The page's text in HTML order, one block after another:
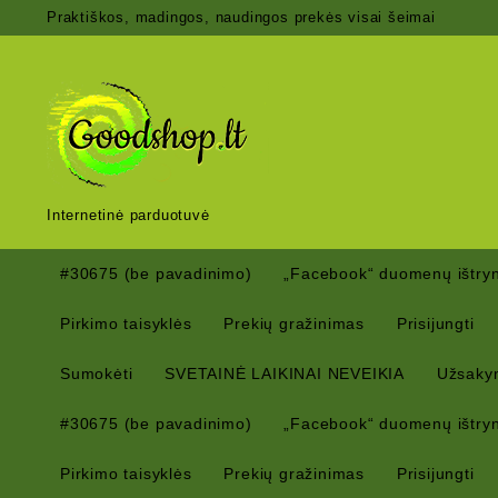
to
Praktiškos, madingos, naudingos prekės visai šeimai
Internetinė parduotuvė
#30675 (be pavadinimo) „Facebook“ duomenų
Pirkimo taisyklės Prekių gražinimas Prisijungti
Sumokėti SVETAINĖ LAIKINAI NEVEIKIA
#30675 (be pavadinimo) „Facebook“ duomenų
Pirkimo taisyklės Prekių gražinimas Prisijungti